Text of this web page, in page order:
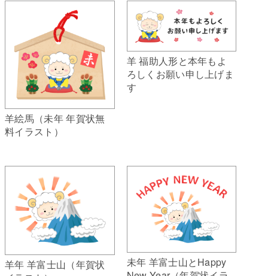
羊絵馬（未年 年賀状無
料イラスト）
羊 福助人形と本年もよ
ろしくお願い申し上げま
す
羊年 羊富士山（年賀状
未年 羊富士山とHappy